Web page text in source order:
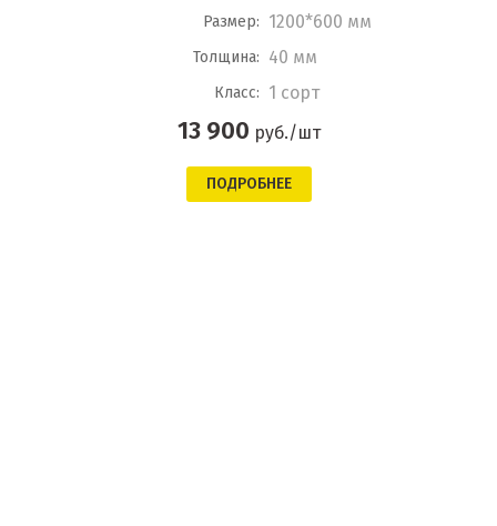
Размер: 1200*600 мм
Толщина: 40 мм
Класс: 1 сорт
13 900 руб./шт
ПОДРОБНЕЕ